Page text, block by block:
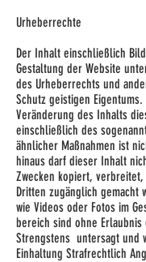
Urheberrechte
Der Inhalt einschließlich
Gestaltung der Website
des Urheberrechts und
Schutz geistigen
Veränderung des Inhalts
einschließlich des
ähnlicher Maßnahmen ist
hinaus darf dieser Inhalt
Zwecken kopiert,
Dritten zugänglich gemacht
wie Videos oder Fotos im
bereich sind ohne Erlaubnis
Strengstens untersagt und
Einhaltung Strafrechtlich